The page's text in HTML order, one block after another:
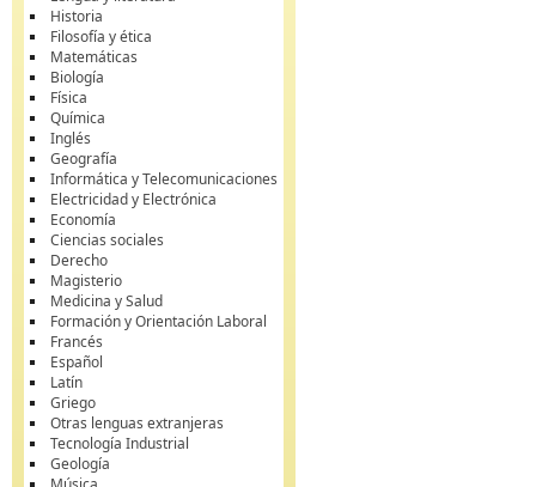
Historia
Filosofía y ética
Matemáticas
Biología
Física
Química
Inglés
Geografía
Informática y Telecomunicaciones
Electricidad y Electrónica
Economía
Ciencias sociales
Derecho
Magisterio
Medicina y Salud
Formación y Orientación Laboral
Francés
Español
Latín
Griego
Otras lenguas extranjeras
Tecnología Industrial
Geología